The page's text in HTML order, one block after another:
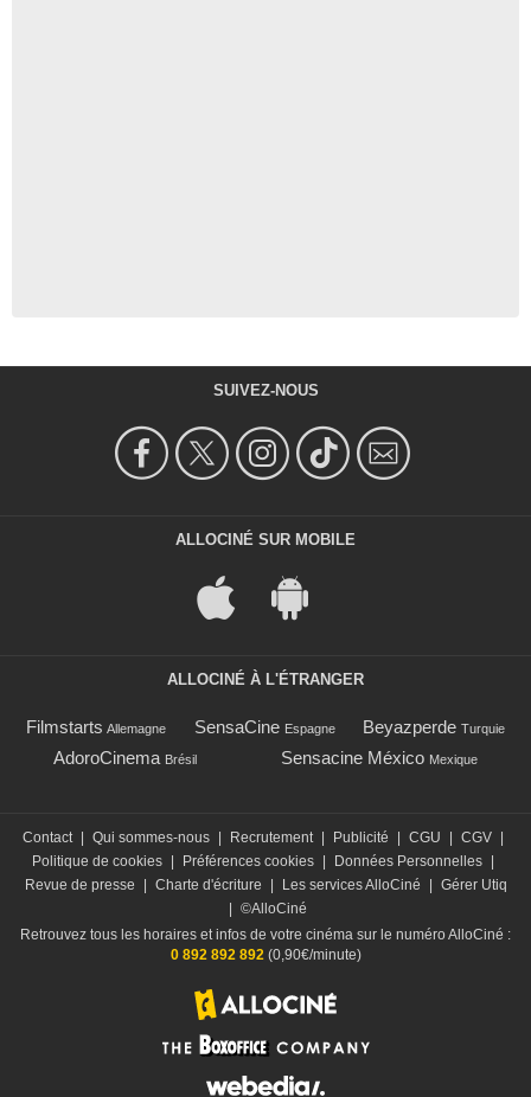
SUIVEZ-NOUS
ALLOCINÉ SUR MOBILE
ALLOCINÉ À L'ÉTRANGER
Filmstarts Allemagne SensaCine Espagne Beyazperde Turquie
AdoroCinema Brésil Sensacine México Mexique
Contact Qui sommes-nous Recrutement Publicité CGU CGV
Politique de cookies
Préférences cookies Données Personnelles
Revue de presse
Charte d'écriture Les services AlloCiné
Gérer Utiq
©AlloCiné
Retrouvez tous les horaires et infos de votre cinéma sur le numéro AlloCiné :
0 892 892 892(0,90€/minute)